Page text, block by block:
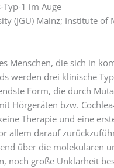
1 im Auge
(JGU) Mainz; Institute of
Menschen, die sich in
werden drei klinische
Form, die durch
Hörgeräten bzw.
Therapie und eine
allem darauf
über die molekularen
noch große Unklarheit